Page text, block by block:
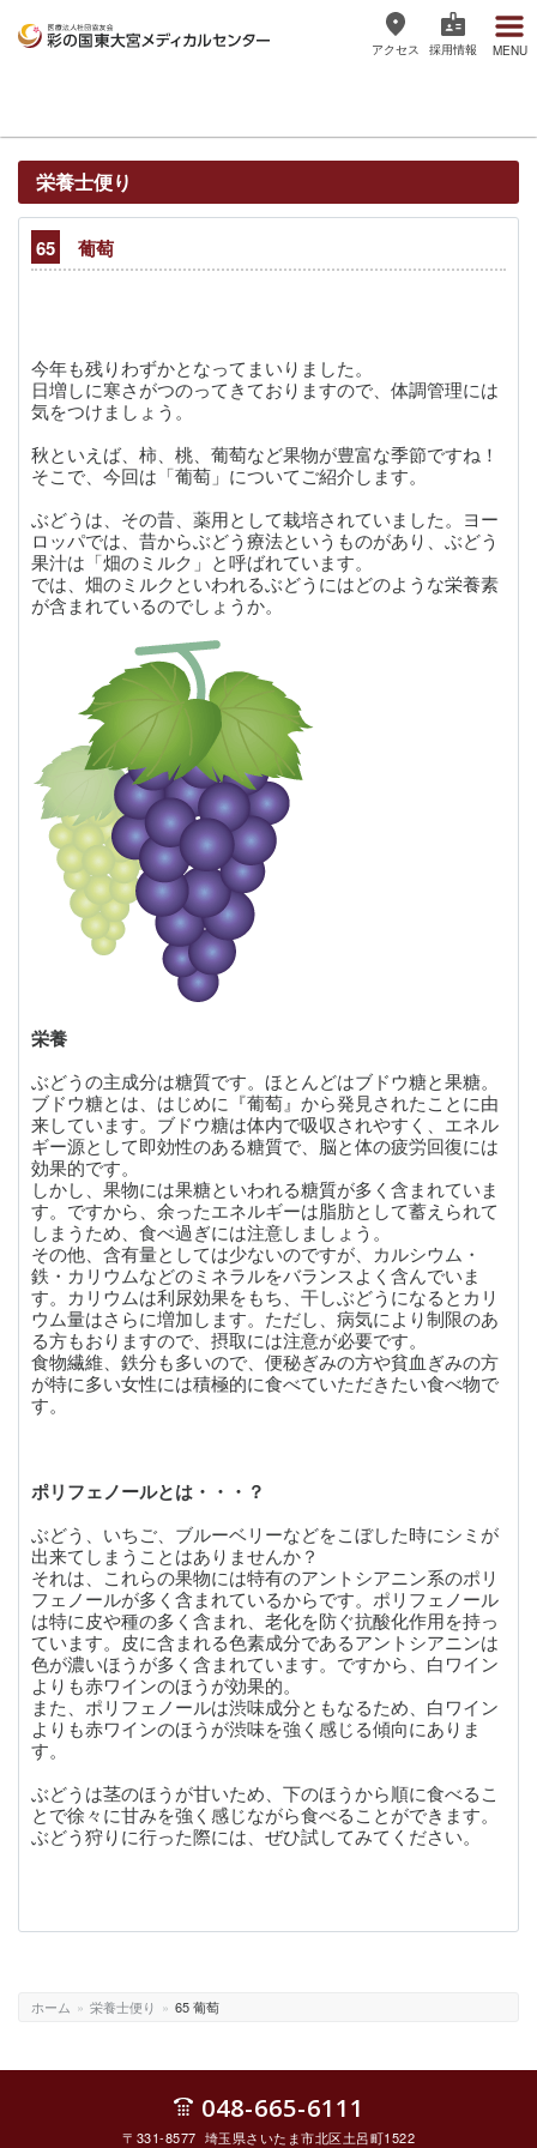
メディカルセンター
アクセス 採用情報 MENU
栄養士便り
65 葡萄
今年も残りわずかとなってまいりました。
日増しに寒さがつのってきておりますので、体調管理には
気をつけましょう。
秋といえば、柿、桃、葡萄など果物が豊富な季節ですね！
そこで、今回は「葡萄」についてご紹介します。
ぶどうは、その昔、薬用として栽培されていました。ヨー
ロッパでは、昔からぶどう療法というものがあり、ぶどう
果汁は「畑のミルク」と呼ばれています。
では、畑のミルクといわれるぶどうにはどのような栄養素
が含まれているのでしょうか。
栄養
ぶどうの主成分は糖質です。ほとんどはブドウ糖と果糖。
ブドウ糖とは、はじめに『葡萄』から発見されたことに由
来しています。ブドウ糖は体内で吸収されやすく、エネル
ギー源として即効性のある糖質で、脳と体の疲労回復には
効果的です。
しかし、果物には果糖といわれる糖質が多く含まれていま
す。ですから、余ったエネルギーは脂肪として蓄えられて
しまうため、食べ過ぎには注意しましょう。
その他、含有量としては少ないのですが、カルシウム・
鉄・カリウムなどのミネラルをバランスよく含んでいま
す。カリウムは利尿効果をもち、干しぶどうになるとカリ
ウム量はさらに増加します。ただし、病気により制限のあ
る方もおりますので、摂取には注意が必要です。
食物繊維、鉄分も多いので、便秘ぎみの方や貧血ぎみの方
が特に多い女性には積極的に食べていただきたい食べ物で
す。
ポリフェノールとは・・・？
ぶどう、いちご、ブルーベリーなどをこぼした時にシミが
出来てしまうことはありませんか？
それは、これらの果物には特有のアントシアニン系のポリ
フェノールが多く含まれているからです。ポリフェノール
は特に皮や種の多く含まれ、老化を防ぐ抗酸化作用を持っ
ています。皮に含まれる色素成分であるアントシアニンは
色が濃いほうが多く含まれています。ですから、白ワイン
よりも赤ワインのほうが効果的。
また、ポリフェノールは渋味成分ともなるため、白ワイン
よりも赤ワインのほうが渋味を強く感じる傾向にありま
す。
ぶどうは茎のほうが甘いため、下のほうから順に食べるこ
とで徐々に甘みを強く感じながら食べることができます。
ぶどう狩りに行った際には、ぜひ試してみてください。
ホーム » 栄養士便り » 65 葡萄
048-665-6111
〒331-8577 埼玉県さいたま市北区土呂町1522